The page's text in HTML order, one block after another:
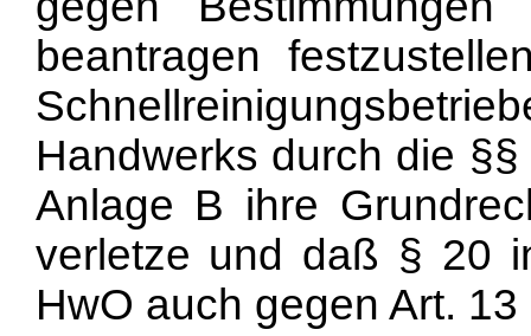
beantragen
Handwerks durch die
Anlage B ihre
verletze und daß § 20
HwO auch gegen Art.